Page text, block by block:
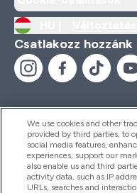
Csatlakozz hozzánk
Segítség És
Termékek
We use cookies and other
provided by third parties, to
social media features,
experiences, support our
also enable us and third
activity data, such as IP
URLs, searches and